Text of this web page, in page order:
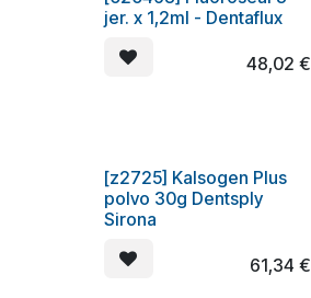
jer. x 1,2ml - Dentaflux
48,02 €
[z2725] Kalsogen Plus
polvo 30g Dentsply
Sirona
61,34 €